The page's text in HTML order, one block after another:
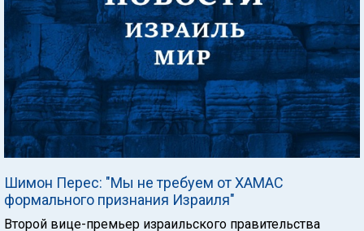
Шимон Перес: "Мы не требуем от ХАМАС
формального признания Израиля"
Второй вице-премьер израильского правительства